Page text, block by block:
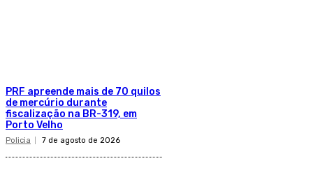
PRF apreende mais de 70 quilos
de mercúrio durante
fiscalização na BR-319, em
Porto Velho
Policia 7 de agosto de 2026